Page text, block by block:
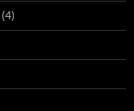
(4)